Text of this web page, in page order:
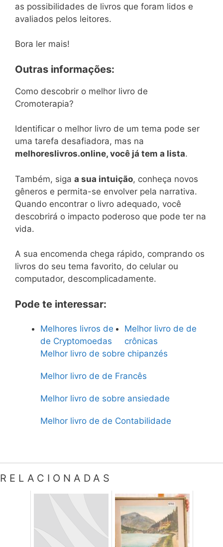
as possibilidades de livros que foram lidos e
avaliados pelos leitores.
Bora ler mais!
Outras informações:
Como descobrir o melhor livro de
Cromoterapia?
Identificar o melhor livro de um tema pode ser
uma tarefa desafiadora, mas na
melhoreslivros.online, você já tem a lista.
Também, siga a sua intuição, conheça novos
gêneros e permita-se envolver pela narrativa.
Quando encontrar o livro adequado, você
descobrirá o impacto poderoso que pode ter na
vida.
A sua encomenda chega rápido, comprando os
livros do seu tema favorito, do celular ou
computador, descomplicadamente.
Pode te interessar:
Melhores livros de
de Cryptomoedas
Melhor livro de de
crônicas
Melhor livro de sobre chipanzés
Melhor livro de de Francês
Melhor livro de sobre ansiedade
Melhor livro de de Contabilidade
RELACIONADAS